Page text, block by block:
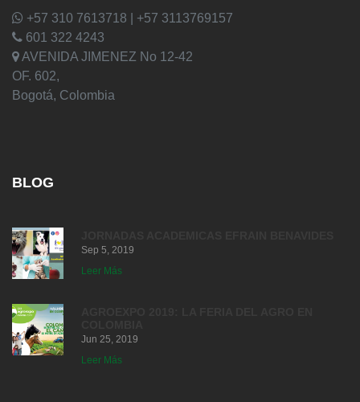
+57 310 7613718 | +57 3113769157
601 322 4243
AVENIDA JIMENEZ No 12-42
OF. 602,
Bogotá, Colombia
BLOG
Sep 5, 2019
Leer Más
Jun 25, 2019
Leer Más